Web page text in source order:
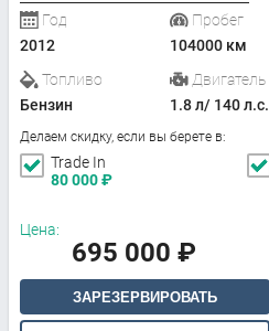
Год
2012
Пробег
104000 км
Топливо
Бензин
Двигатель
1.8 л/ 140 л.с.
Делаем скидку, если вы берете в:
Trade In
80 000₽
Цена:
695 000 ₽
ЗАРЕЗЕРВИРОВАТЬ